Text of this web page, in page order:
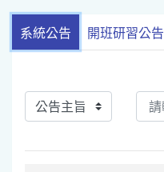
系統公告 開班研習公告